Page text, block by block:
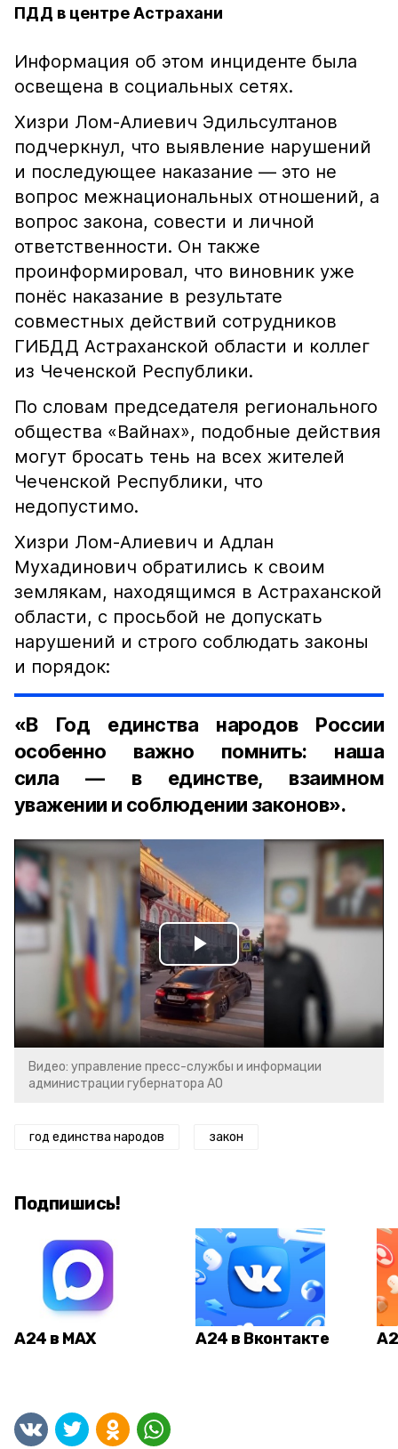
ПДД в центре Астрахани
Информация об этом инциденте была
освещена в социальных сетях.
Хизри Лом-Алиевич Эдильсултанов
подчеркнул, что выявление нарушений
и последующее наказание — это не
вопрос межнациональных отношений, а
вопрос закона, совести и личной
ответственности. Он также
проинформировал, что виновник уже
понёс наказание в результате
совместных действий сотрудников
ГИБДД Астраханской области и коллег
из Чеченской Республики.
По словам председателя регионального
общества «Вайнах», подобные действия
могут бросать тень на всех жителей
Чеченской Республики, что
недопустимо.
Хизри Лом-Алиевич и Адлан
Мухадинович обратились к своим
землякам, находящимся в Астраханской
области, с просьбой не допускать
нарушений и строго соблюдать законы
и порядок:
«В Год единства народов России
особенно важно помнить: наша
сила — в единстве, взаимном
уважении и соблюдении законов».
Play
Video
Видео: управление пресс-службы и информации
администрации губернатора АО
год единства народов закон
Подпишись!
А24 в MAX А24 в Вконтакте